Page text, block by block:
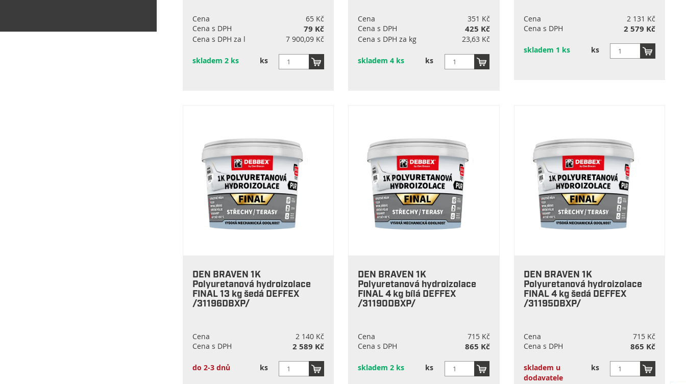
Cena
65 Kč
Cena s DPH
79 Kč
Cena s DPH za l 7 900,09 Kč
skladem 2 ks ks
Cena
351 Kč
Cena s DPH
425 Kč
Cena s DPH za kg 23,63 Kč
skladem 4 ks ks
Cena
2 131 Kč
Cena s DPH
2 579 Kč
skladem 1 ks ks
DEN BRAVEN 1K
Polyuretanová hydroizolace
FINAL 13 kg šedá DEFFEX
/31196DBXP/
Cena
2 140 Kč
Cena s DPH
2 589 Kč
do 2-3 dnů ks
DEN BRAVEN 1K
Polyuretanová hydroizolace
FINAL 4 kg bílá DEFFEX
/31190DBXP/
Cena
715 Kč
Cena s DPH
865 Kč
skladem 2 ks ks
DEN BRAVEN 1K
Polyuretanová hydroizolace
FINAL 4 kg šedá DEFFEX
/31195DBXP/
Cena
715 Kč
Cena s DPH
865 Kč
skladem u
dodavatele
ks